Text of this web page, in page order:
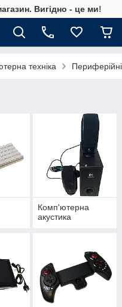
Вигiдно - це ми!
техніка
Комп'ютерна
акустика